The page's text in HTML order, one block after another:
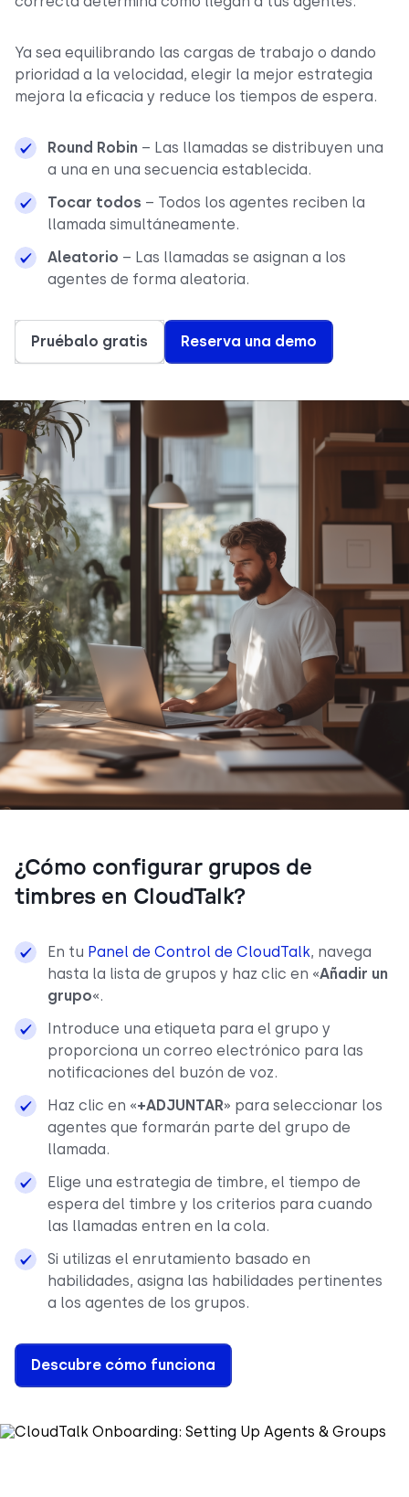
Ya sea equilibrando las cargas de trabajo o dando
prioridad a la velocidad, elegir la mejor estrategia
mejora la eficacia y reduce los tiempos de espera.
Round Robin – Las llamadas se distribuyen una
a una en una secuencia establecida.
Tocar todos – Todos los agentes reciben la
llamada simultáneamente.
Aleatorio – Las llamadas se asignan a los
agentes de forma aleatoria.
Pruébalo gratis Reserva una demo
¿Cómo configurar grupos de
timbres en CloudTalk?
En tu Panel de Control de CloudTalk, navega
hasta la lista de grupos y haz clic en «Añadir un
grupo«.
Introduce una etiqueta para el grupo y
proporciona un correo electrónico para las
notificaciones del buzón de voz.
Haz clic en «+ADJUNTAR» para seleccionar los
agentes que formarán parte del grupo de
llamada.
Elige una estrategia de timbre, el tiempo de
espera del timbre y los criterios para cuando
las llamadas entren en la cola.
Si utilizas el enrutamiento basado en
habilidades, asigna las habilidades pertinentes
a los agentes de los grupos.
Descubre cómo funciona